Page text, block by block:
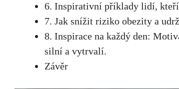
6. Inspirativní příklady lidí,⁢ kteří
7. Jak‍ snížit riziko obezity ‍a
8. Inspirace na ⁣každý den:
silní a vytrvalí.
Závěr